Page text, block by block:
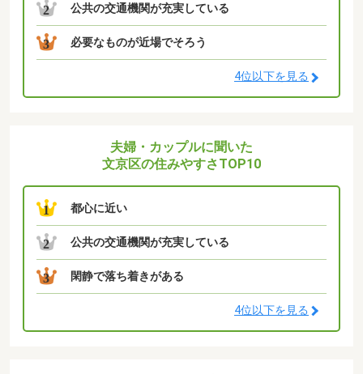
2 公共の交通機関が充実している
3 必要なものが近場でそろう
4位以下を見る
夫婦・カップルに聞いた
文京区の住みやすさTOP10
1 都心に近い
2 公共の交通機関が充実している
3 閑静で落ち着きがある
4位以下を見る